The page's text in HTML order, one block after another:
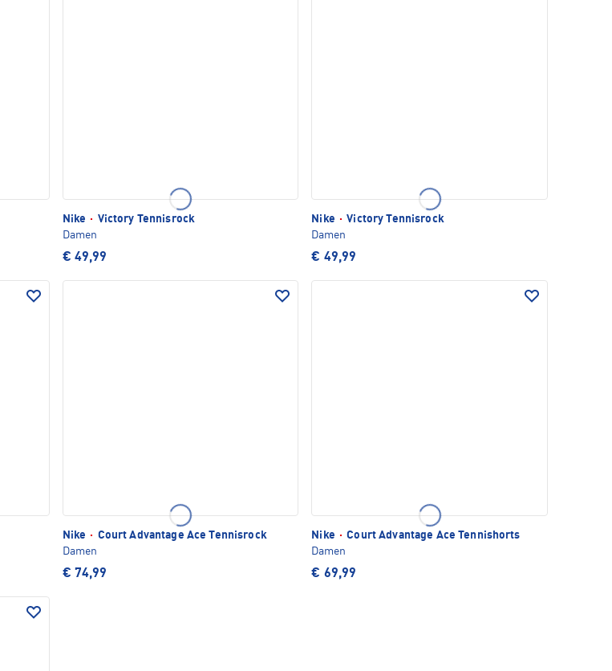
Nike · Victory Tennisrock
Damen
€ 49,99
Nike · Victory Tennisrock
Damen
€ 49,99
Nike · Court Advantage Ace Tennisrock
Damen
€ 74,99
Nike · Court Advantage Ace Tennishorts
Damen
€ 69,99